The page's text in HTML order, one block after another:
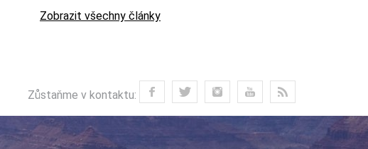
Zobrazit všechny články
Zůstaňme v kontaktu: